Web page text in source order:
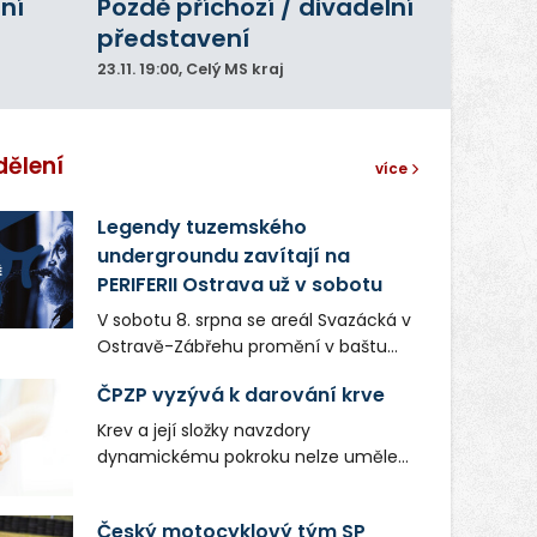
Pozdě příchozí / divadelní
představení
23.11. 19:00, Celý MS kraj
více
Legendy tuzemského
undergroundu zavítají na
PERIFERII Ostrava už v sobotu
V sobotu 8. srpna se areál Svazácká v
Ostravě-Zábřehu promění v baštu
hudby. Uskuteční se zde totiž první
ročník festivalu PERIFERIE Ostrava.
Brány areálu se otevřou půlhodinu po
Vstupenky v ceně 450 Kč jsou v
ČPZP vyzývá k darování krve
Krev a její složky navzdory
dynamickému pokroku nelze uměle